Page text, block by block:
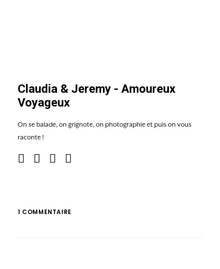
Claudia & Jeremy - Amoureux
Voyageux
On se balade, on grignote, on photographie et puis on vous
raconte !
1 COMMENTAIRE